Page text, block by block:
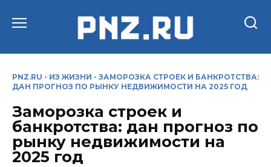
PNZ.RU - ИЗ ЖИЗНИ - ЗАМОРОЗКА СТРОЕК И БАНКРОТСТВА:
ДАН ПРОГНОЗ ПО РЫНКУ НЕДВИЖИМОСТИ НА 2025 ГОД
Заморозка строек и
банкротства: дан прогноз по
рынку недвижимости на
2025 год